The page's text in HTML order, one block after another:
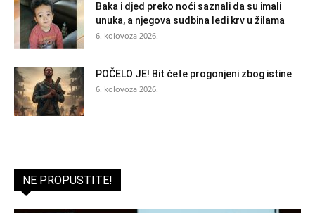
Baka i djed preko noći saznali da su imali
unuka, a njegova sudbina ledi krv u žilama
6. kolovoza 2026.
POČELO JE! Bit ćete progonjeni zbog istine
6. kolovoza 2026.
NE PROPUSTITE!